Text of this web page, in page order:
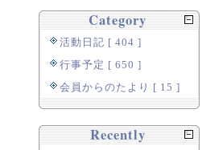
Category
活動日記 [ 404 ]
行事予定 [ 650 ]
会員からのたより [ 15 ]
Recently